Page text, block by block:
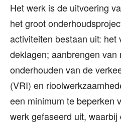
Het werk is de uitvoering
het groot
activiteiten bestaan uit: het
deklagen; aanbrengen van
onderhouden van de
(VRI) en
een minimum te beperken
werk gefaseerd uit,